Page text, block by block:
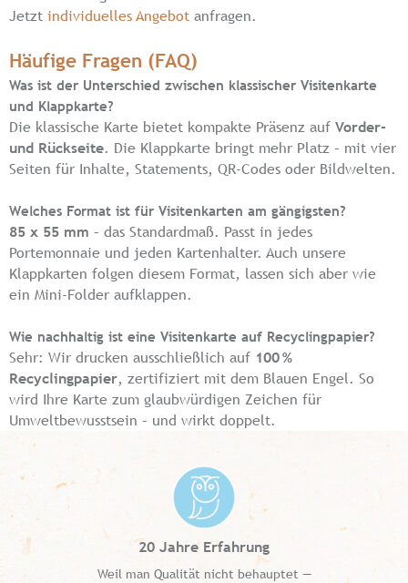
Jetzt individuelles Angebot anfragen.
Häufige Fragen (FAQ)
Was ist der Unterschied zwischen klassischer Visitenkarte
und Klappkarte?
Die klassische Karte bietet kompakte Präsenz auf Vorder-
und Rückseite. Die Klappkarte bringt mehr Platz – mit vier
Seiten für Inhalte, Statements, QR-Codes oder Bildwelten.
Welches Format ist für Visitenkarten am gängigsten?
85 x 55 mm – das Standardmaß. Passt in jedes
Portemonnaie und jeden Kartenhalter. Auch unsere
Klappkarten folgen diesem Format, lassen sich aber wie
ein Mini-Folder aufklappen.
Wie nachhaltig ist eine Visitenkarte auf Recyclingpapier?
Sehr: Wir drucken ausschließlich auf 100 %
Recyclingpapier, zertifiziert mit dem Blauen Engel. So
wird Ihre Karte zum glaubwürdigen Zeichen für
Umweltbewusstsein – und wirkt doppelt.
20 Jahre Erfahrung
Weil man Qualität nicht behauptet —